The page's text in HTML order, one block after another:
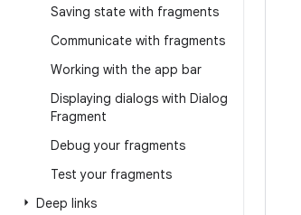
Saving state with fragments
Communicate with fragments
Working with the app bar
Displaying dialogs with Dialog
Fragment
Debug your fragments
Test your fragments
Deep links